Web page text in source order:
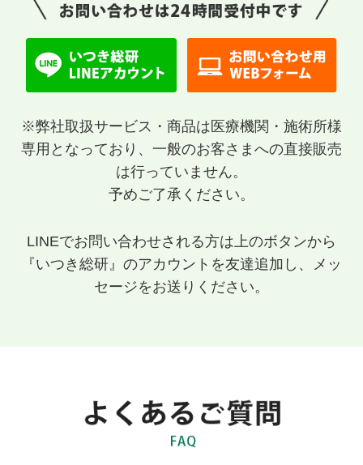
※弊社取扱サービス・商品は医療機関・施術所様
専用となっており、一般のお客さまへの直接販売
は行っていません。
予めご了承ください。
LINEでお問い合わせされる方は上のボタンから
『いつき総研』のアカウントを友達追加し、メッ
セージをお送りください。